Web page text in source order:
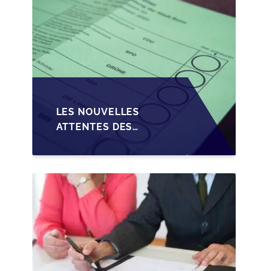
LES NOUVELLES
ATTENTES DES
TRANSMISSION DES
PME BELGES